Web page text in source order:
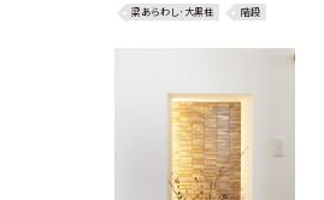
梁あらわし･大黒柱
階段